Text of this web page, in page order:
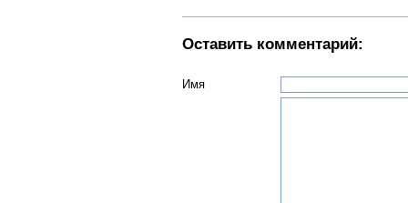
Оставить комментарий:
Имя